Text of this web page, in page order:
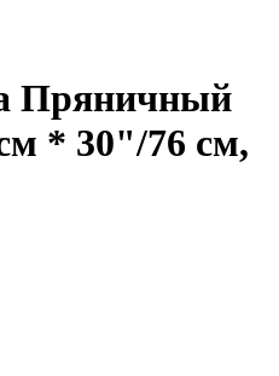
Пряничный
* 30"/76 см,